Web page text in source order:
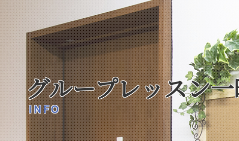
グループレッスン
INFO